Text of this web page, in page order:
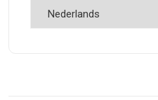
Taal